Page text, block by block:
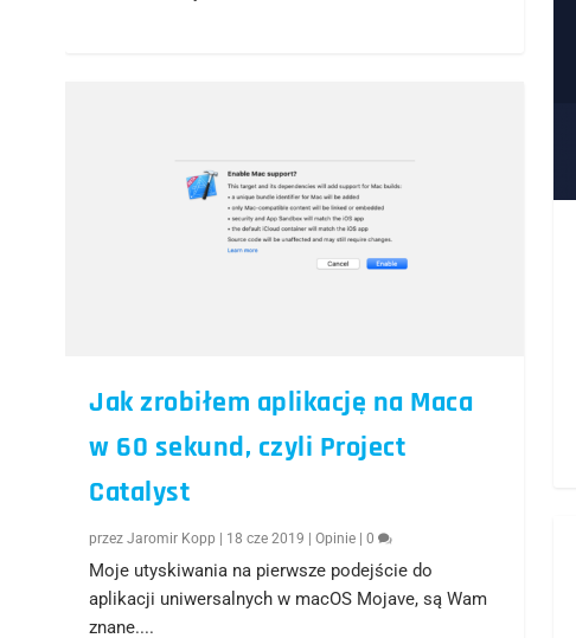
Jak zrobiłem aplikację na Maca
w 60 sekund, czyli Project
Catalyst
przezJaromir Kopp | 18 cze 2019 |Opinie |0
Moje utyskiwania na pierwsze podejście do
aplikacji uniwersalnych w macOS Mojave, są Wam
znane....